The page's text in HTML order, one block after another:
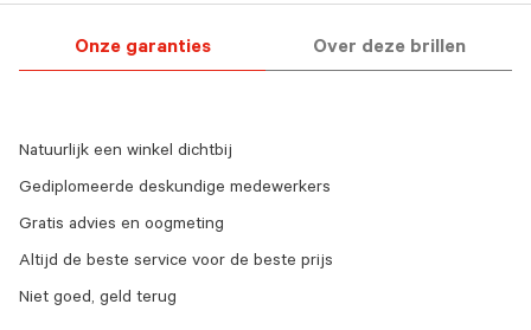
Onze garanties Over deze brillen
Natuurlijk een winkel dichtbij
Gediplomeerde deskundige medewerkers
Gratis advies en oogmeting
Altijd de beste service voor de beste prijs
Niet goed, geld terug